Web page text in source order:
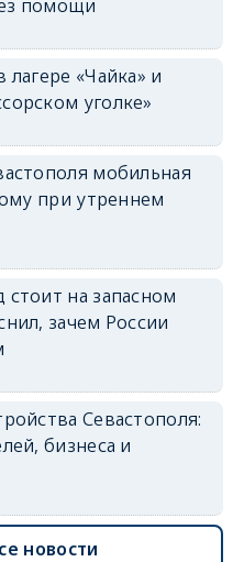
помощи
«Чайка» и
уголке»
мобильная
при утреннем
на запасном
зачем России
Севастополя:
бизнеса и
новости